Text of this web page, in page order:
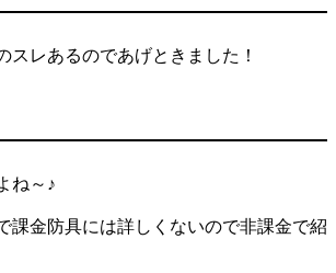
スレあるのであげときました！
ね～♪
課金防具には詳しくないので非課金で紹